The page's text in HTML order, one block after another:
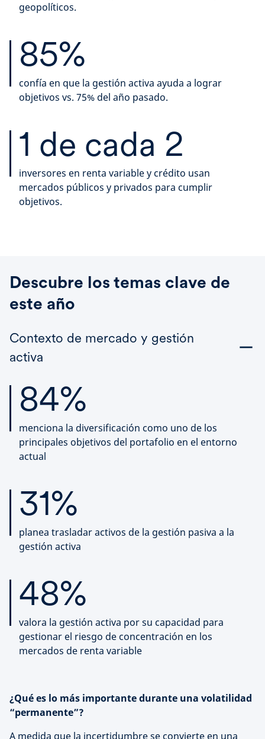
geopolíticos.
85%
confía en que la gestión activa ayuda a lograr
objetivos vs. 75% del año pasado.
1 de cada 2
inversores en renta variable y crédito usan
mercados públicos y privados para cumplir
objetivos.
Descubre los temas clave de
este año
Contexto de mercado y gestión
activa
84%
menciona la diversificación como uno de los
principales objetivos del portafolio en el entorno
actual
31%
planea trasladar activos de la gestión pasiva a la
gestión activa
48%
valora la gestión activa por su capacidad para
gestionar el riesgo de concentración en los
mercados de renta variable
¿Qué es lo más importante durante una volatilidad
“permanente”?
A medida que la incertidumbre se convierte en una